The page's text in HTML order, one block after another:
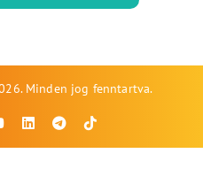
Minden jog fenntartva.